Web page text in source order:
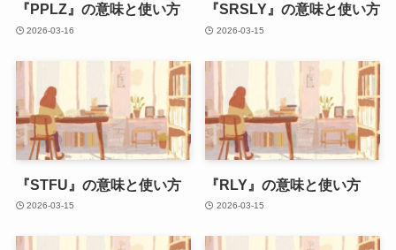
『PPLZ』の意味と使い方
2026-03-16
『SRSLY』の意味と使い方
2026-03-15
『STFU』の意味と使い方
2026-03-15
『RLY』の意味と使い方
2026-03-15